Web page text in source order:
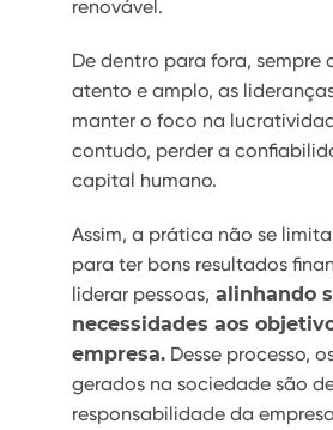
renovável.
De dentro para fora, sempre
atento e amplo, as
manter o foco na
contudo, perder a
capital humano.
Assim, a prática não se
para ter bons resultados
liderar pessoas, alinhando
necessidades aos
empresa. Desse processo,
gerados na sociedade são
responsabilidade da